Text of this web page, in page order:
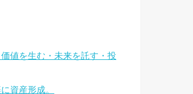
値を生む・未来を託す・投
資産形成。